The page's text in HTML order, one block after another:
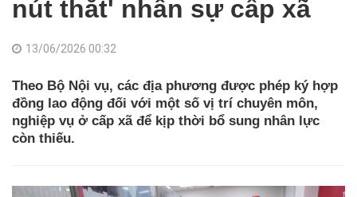
nút thắt' nhân sự cấp xã
13/06/2026 00:32
Theo Bộ Nội vụ, các địa phương được phép ký hợp
đồng lao động đối với một số vị trí chuyên môn,
nghiệp vụ ở cấp xã để kịp thời bổ sung nhân lực
còn thiếu.